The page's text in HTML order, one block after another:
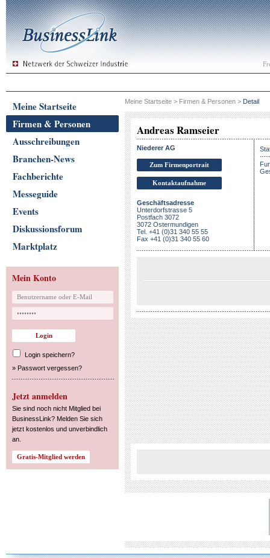
Meine Startseite
Firmen & Personen
Ausschreibungen
Branchen-News
Fachberichte
Messeguide
Events
Diskussionsforum
Marktplatz
Mein Konto
Login speichern?
» Passwort vergessen?
Jetzt anmelden
Sie sind noch nicht Mitglied bei
BusinessLink? Melden Sie sich
jetzt kostenlos und unverbindlich
an.
Meine Startseite > Firmen & Personen > Detail
Andreas Ramseier
Niederer AG
Zum Firmenportrait
Kontaktaufnahme
Geschäftsadresse
Unterdorfstrasse 5
Postfach 3072
3072 Ostermundigen
Tel. +41 (0)31 340 55 55
Fax +41 (0)31 340 55 60